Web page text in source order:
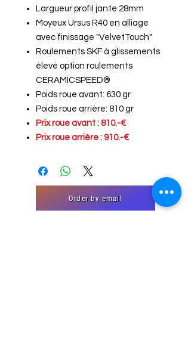
Largueur profil jante 28mm
Moyeux Ursus R40 en alliage
avec finissage "VelvetTouch"
Roulements SKF à glissements
élevé option roulements
CERAMICSPEED®
Poids roue avant: 630 gr
Poids roue arrière: 810 gr
Prix roue avant : 810.-€
Prix roue arrière : 910.-€
Order by email